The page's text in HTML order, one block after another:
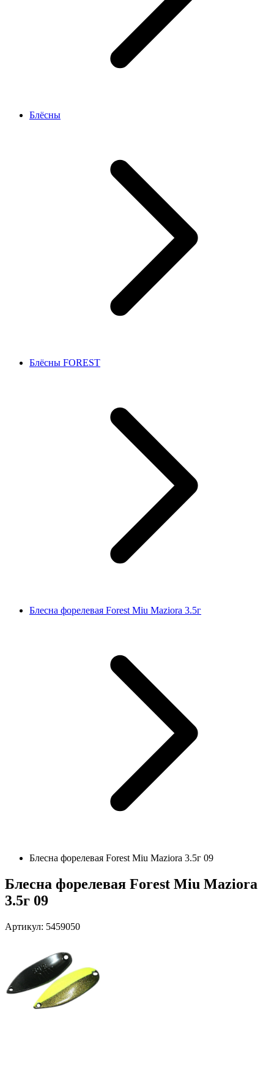
Блёсны
Блёсны FOREST
Блесна форелевая Forest Miu Maziora 3.5г
Блесна форелевая Forest Miu Maziora 3.5г 09
Блесна форелевая Forest Miu Maziora
3.5г 09
Артикул: 5459050